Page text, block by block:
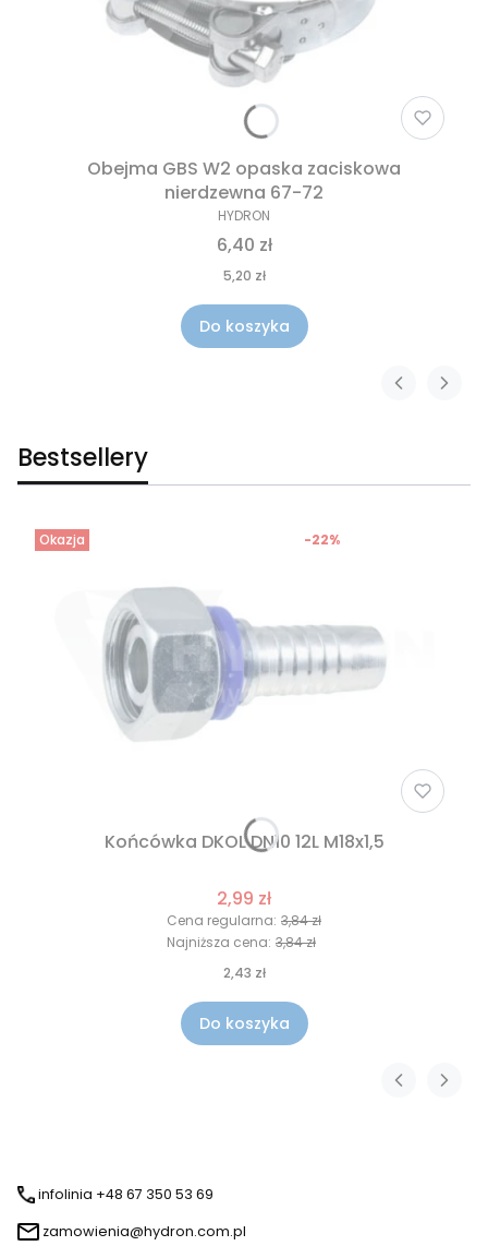
Obejma GBS W2 opaska zaciskowa
nierdzewna 67-72
HYDRON
6,40 zł
5,20 zł
Do koszyka
Bestsellery
Okazja
Końcówka DKOL DN10 12L M18x1,5
2,99 zł
Cena regularna: 3,84 zł
-22%
Najniższa cena: 3,84 zł
2,43 zł
Do koszyka
infolinia +48 67 350 53 69
zamowienia@hydron.com.pl